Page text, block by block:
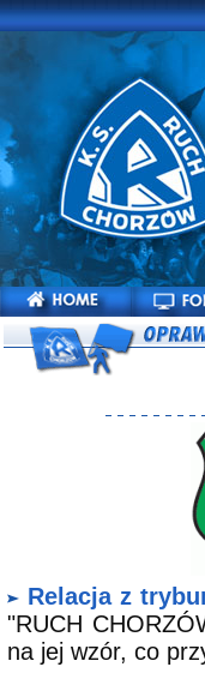
Relacja z
"RUCH
na jej wzór, co